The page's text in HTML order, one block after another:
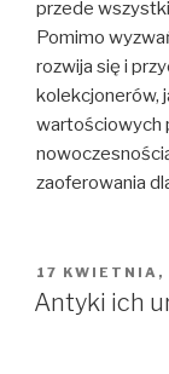
przede
Pomimo
rozwija się i
kolekcjonerów,
wartościowych
zaoferowania
W
17 KWIETNIA,
Antyki ich